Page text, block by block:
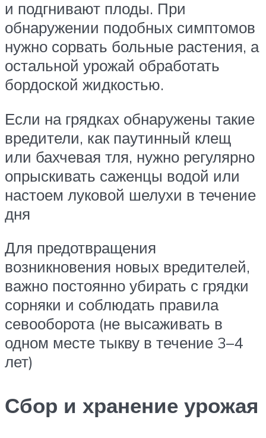
и подгнивают плоды. При
обнаружении подобных симптомов
нужно сорвать больные растения, а
остальной урожай обработать
бордоской жидкостью.
Если на грядках обнаружены такие
вредители, как паутинный клещ
или бахчевая тля, нужно регулярно
опрыскивать саженцы водой или
настоем луковой шелухи в течение
дня
Для предотвращения
возникновения новых вредителей,
важно постоянно убирать с грядки
сорняки и соблюдать правила
севооборота (не высаживать в
одном месте тыкву в течение 3–4
лет)
Сбор и хранение урожая